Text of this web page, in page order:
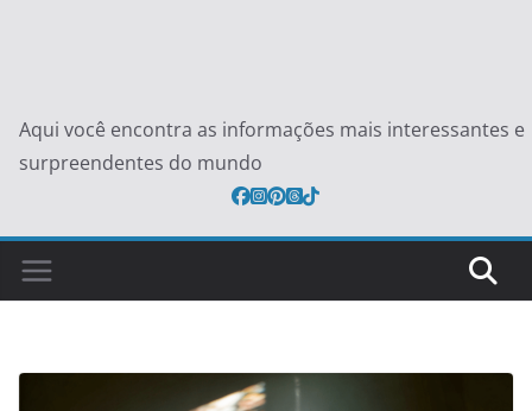
Aqui você encontra as informações mais interessantes e
surpreendentes do mundo